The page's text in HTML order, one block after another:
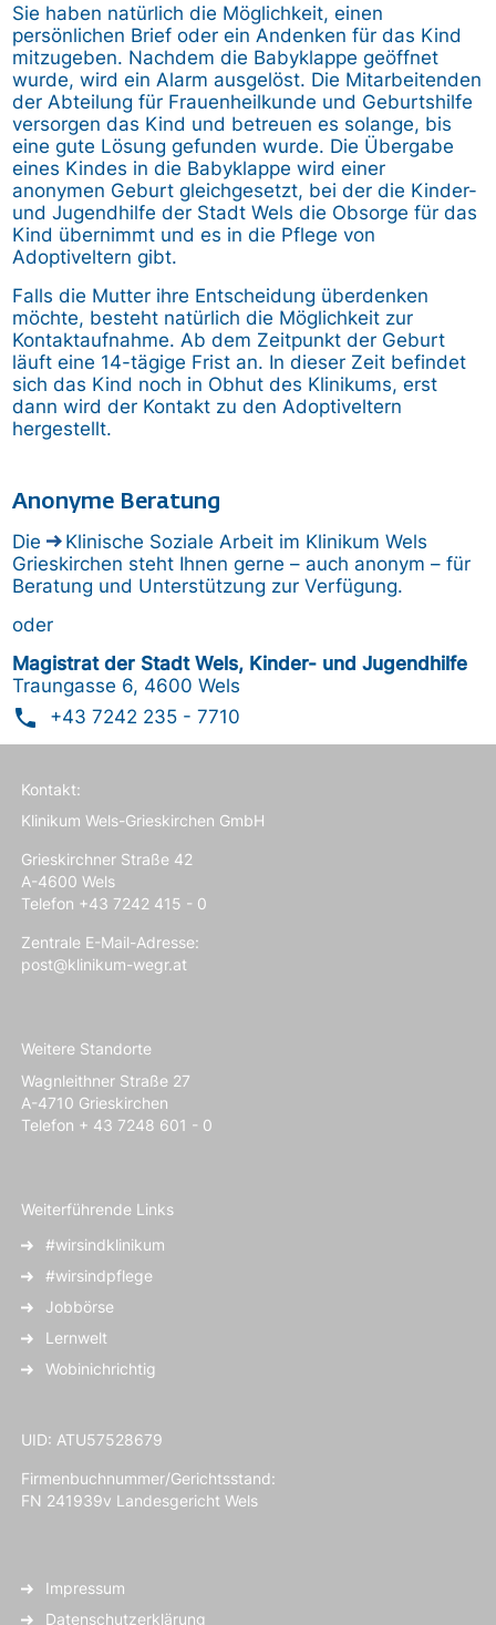
Sie haben natürlich die Möglichkeit, einen
persönlichen Brief oder ein Andenken für das Kind
mitzugeben. Nachdem die Babyklappe geöffnet
wurde, wird ein Alarm ausgelöst. Die Mitarbeitenden
der Abteilung für Frauenheilkunde und Geburtshilfe
versorgen das Kind und betreuen es solange, bis
eine gute Lösung gefunden wurde. Die Übergabe
eines Kindes in die Babyklappe wird einer
anonymen Geburt gleichgesetzt, bei der die Kinder-
und Jugendhilfe der Stadt Wels die Obsorge für das
Kind übernimmt und es in die Pflege von
Adoptiveltern gibt.
Falls die Mutter ihre Entscheidung überdenken
möchte, besteht natürlich die Möglichkeit zur
Kontaktaufnahme. Ab dem Zeitpunkt der Geburt
läuft eine 14-tägige Frist an. In dieser Zeit befindet
sich das Kind noch in Obhut des Klinikums, erst
dann wird der Kontakt zu den Adoptiveltern
hergestellt.
Anonyme Beratung
Die
Klinische Soziale Arbeit im Klinikum Wels
Grieskirchen steht Ihnen gerne – auch anonym – für
Beratung und Unterstützung zur Verfügung.
oder
Magistrat der Stadt Wels, Kinder- und Jugendhilfe
Traungasse 6, 4600 Wels
phone +43 7242 235 - 7710
Kontakt:
Klinikum Wels-Grieskirchen GmbH
Grieskirchner Straße 42
A-4600 Wels
Telefon +43 7242 415 - 0
Zentrale E-Mail-Adresse:
post@klinikum-wegr.at
Weitere Standorte
Wagnleithner Straße 27
A-4710 Grieskirchen
Telefon + 43 7248 601 - 0
Weiterführende Links
#wirsindklinikum
#wirsindpflege
Jobbörse
Lernwelt
Wobinichrichtig
UID: ATU57528679
Firmenbuchnummer/Gerichtsstand:
FN 241939v Landesgericht Wels
Impressum
Datenschutzerklärung